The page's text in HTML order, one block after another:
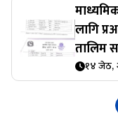
लागि
तालिम
१४ जेठ,